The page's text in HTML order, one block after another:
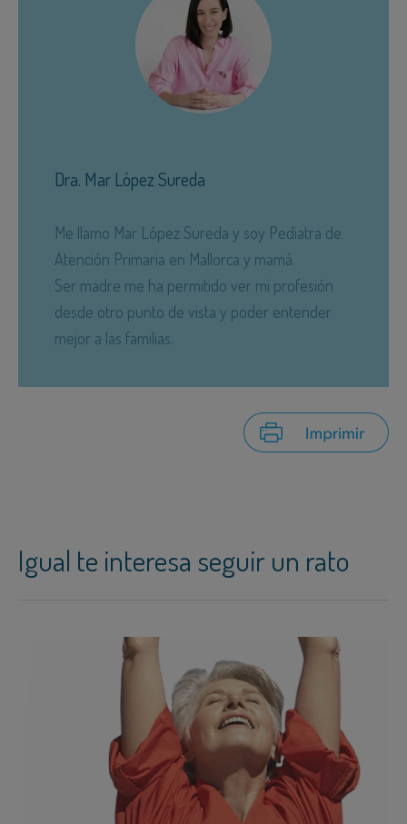
Dra. Mar López Sureda
Me llamo Mar López Sureda y soy Pediatra de
Atención Primaria en Mallorca y mamá.
Ser madre me ha permitido ver mi profesión
desde otro punto de vista y poder entender
mejor a las familias.
Igual te interesa seguir un rato